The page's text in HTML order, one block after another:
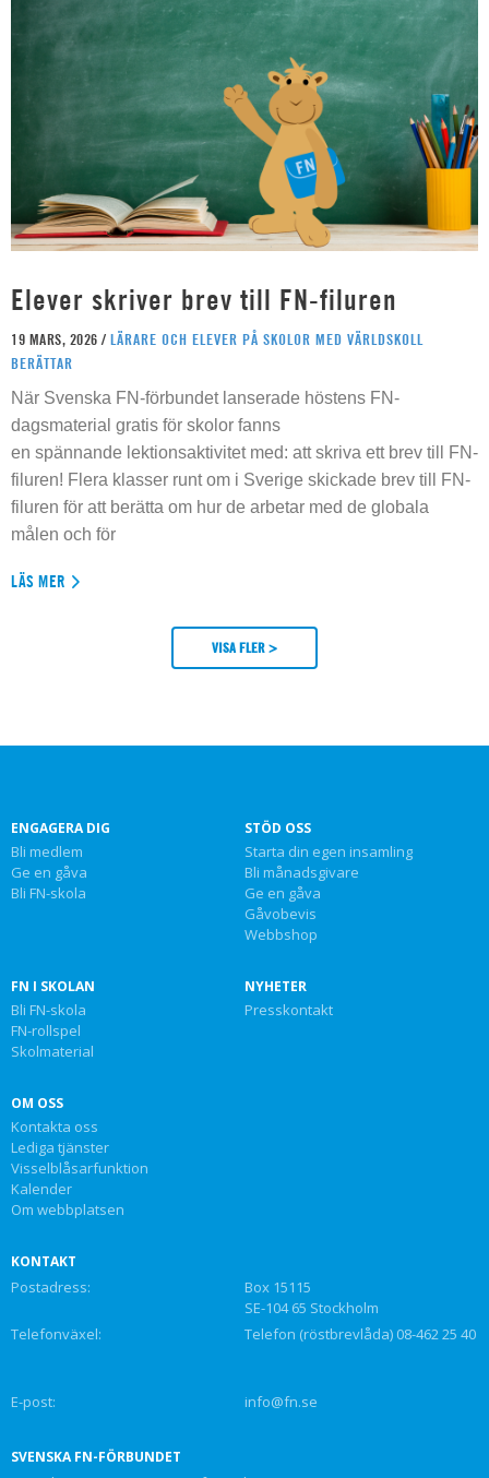
Elever skriver brev till FN-filuren
19 MARS, 2026 / LÄRARE OCH ELEVER PÅ SKOLOR MED VÄRLDSKOLL
BERÄTTAR
När Svenska FN-förbundet lanserade höstens FN-
dagsmaterial gratis för skolor fanns
en spännande lektionsaktivitet med: att skriva ett brev till FN-
filuren! Flera klasser runt om i Sverige skickade brev till FN-
filuren för att berätta om hur de arbetar med de globala
målen och för
LÄS MER
VISA FLER >
ENGAGERA DIG
Bli medlem
Ge en gåva
Bli FN-skola
STÖD OSS
Starta din egen insamling
Bli månadsgivare
Ge en gåva
Gåvobevis
Webbshop
FN I SKOLAN
Bli FN-skola
FN-rollspel
Skolmaterial
NYHETER
Presskontakt
OM OSS
Kontakta oss
Lediga tjänster
Visselblåsarfunktion
Kalender
Om webbplatsen
KONTAKT
Postadress:
Box 15115
SE-104 65 Stockholm
Telefonväxel:
Telefon (röstbrevlåda) 08-462 25 40
E-post: info@fn.se
SVENSKA FN-FÖRBUNDET